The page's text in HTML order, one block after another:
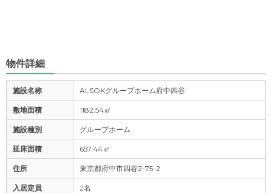
物件詳細
施設名称 ALSOKグループホーム府中四谷
敷地面積 1182.54㎡
施設種別 グループホーム
延床面積 657.44㎡
住所 東京都府中市四谷2-75-2
入居定員 2名